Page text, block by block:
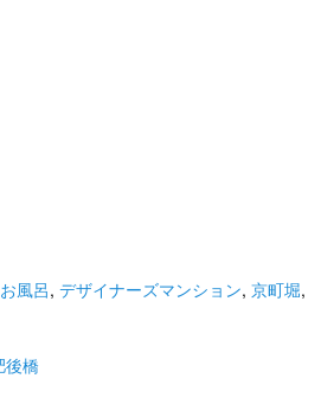
風呂, デザイナーズマンション, 京町堀,
後橋